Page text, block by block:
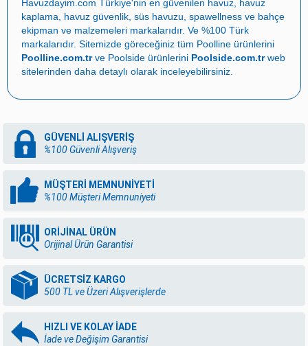
Çekvalfler, Pvc Gözetleme Camı, Pvc Kelepçe, Pvc Borular
olarak sıralanabilir. Havuzların boşaltılmasından,
doldurulmasına, havuz temizliğinden pompaların çalışmasına
kadar; kısacası havuzun su ile dolarak havuz haline gelmesi için
Havuz malzemelerinin satışının yapıldığı, kalitesiyle sektöründe
her geçen gün ilerlemeyi amaçlamaktadır. Sağladığı müşteri
memnuniyeti ile online satış mağazasıyla müşterilerine kolayca
ulaşmayı başaran firma,
pvc fittings ve vanalar
bekliyor!
Havuzdayim.com Türkiye'nin en güvenilen havuz
havuz
kaplama
havuz güvenlik süs havuzu spawellness ve bahçe
ekipman ve malzemeleri markalarıdır. Ve %100 Türk
markalarıdır. Sitemizde göreceğiniz tüm Poolline ürünlerini
Poolline.com.trve Poolside ürünlerini Poolside.com.trweb
sitelerinden daha detaylı olarak inceleyebilirsiniz.
GÜVENLİ ALIŞVERİŞ
%100 Güvenli Alışveriş
MÜŞTERİ MEMNUNİYETİ
%100 Müşteri Memnuniyeti
ORİJİNAL ÜRÜN
Orijinal Ürün Garantisi
ÜCRETSİZ KARGO
500 TL ve Üzeri Alışverişlerde
HIZLI VE KOLAY İADE
İade ve Değişim Garantisi